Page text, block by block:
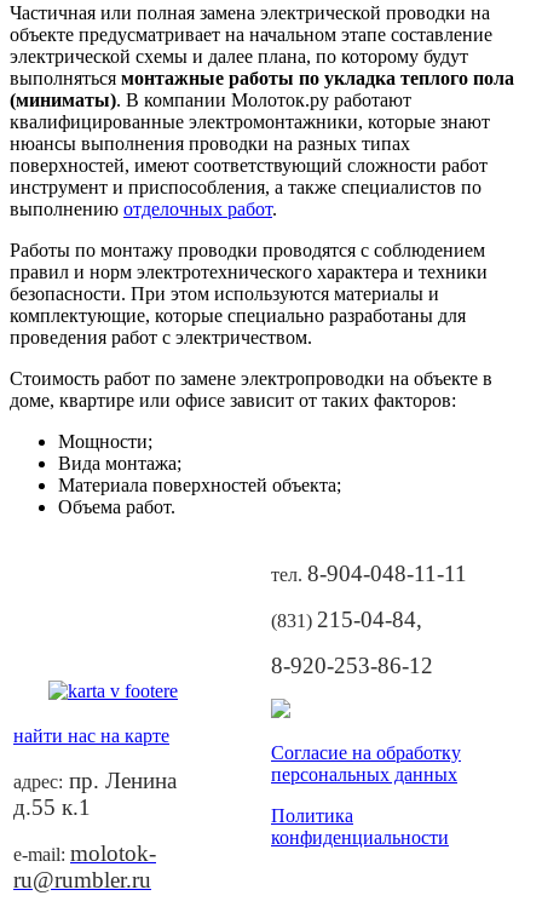
Частичная или полная замена электрической проводки на
объекте предусматривает на начальном этапе составление
электрической схемы и далее плана, по которому будут
выполняться монтажные работы по укладка теплого пола
(миниматы). В компании Молоток.ру работают
квалифицированные электромонтажники, которые знают
нюансы выполнения проводки на разных типах
поверхностей, имеют соответствующий сложности работ
инструмент и приспособления, а также специалистов по
выполнению отделочных работ.
Работы по монтажу проводки проводятся с соблюдением
правил и норм электротехнического характера и техники
безопасности. При этом используются материалы и
комплектующие, которые специально разработаны для
проведения работ с электричеством.
Стоимость работ по замене электропроводки на объекте в
доме, квартире или офисе зависит от таких факторов:
Мощности;
Вида монтажа;
Материала поверхностей объекта;
Объема работ.
найти нас на карте
адрес: пр. Ленина
д.55 к.1
e-mail: molotok-
ru@rumbler.ru
тел. 8-904-048-11-11
(831) 215-04-84,
8-920-253-86-12
Согласие на обработку
персональных данных
Политика
конфиденциальности